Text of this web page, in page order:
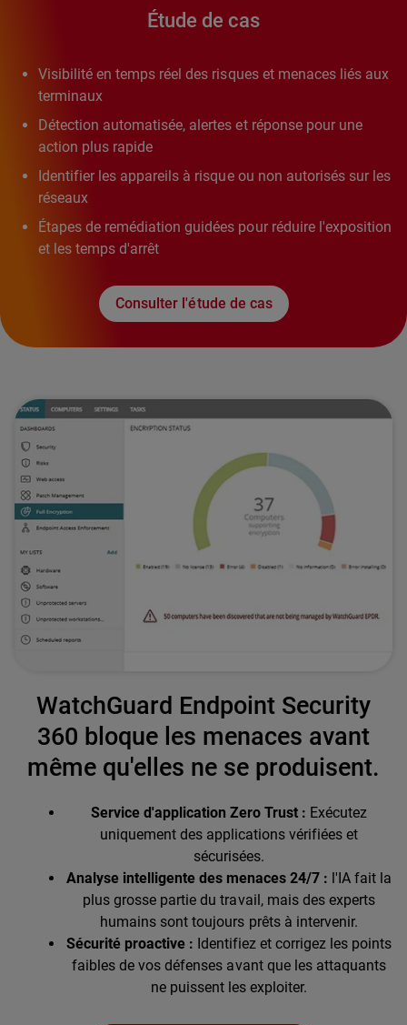
Étude de cas
Visibilité en temps réel des risques et menaces liés aux
terminaux
Détection automatisée, alertes et réponse pour une
action plus rapide
Identifier les appareils à risque ou non autorisés sur les
réseaux
Étapes de remédiation guidées pour réduire l'exposition
et les temps d'arrêt
Consulter l'étude de cas
WatchGuard Endpoint Security
360 bloque les menaces avant
même qu'elles ne se produisent.
Service d'application Zero Trust : Exécutez
uniquement des applications vérifiées et
sécurisées.
Analyse intelligente des menaces 24/7 : l'IA fait la
plus grosse partie du travail, mais des experts
humains sont toujours prêts à intervenir.
Sécurité proactive : Identifiez et corrigez les points
faibles de vos défenses avant que les attaquants
ne puissent les exploiter.